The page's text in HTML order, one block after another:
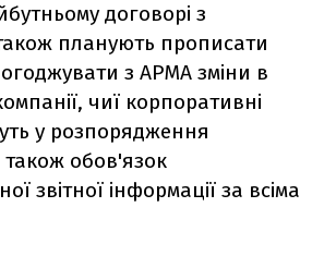
договорі з
планують прописати
з АРМА зміни в
чиї корпоративні
у розпорядження
обов'язок
звітної інформації за всіма